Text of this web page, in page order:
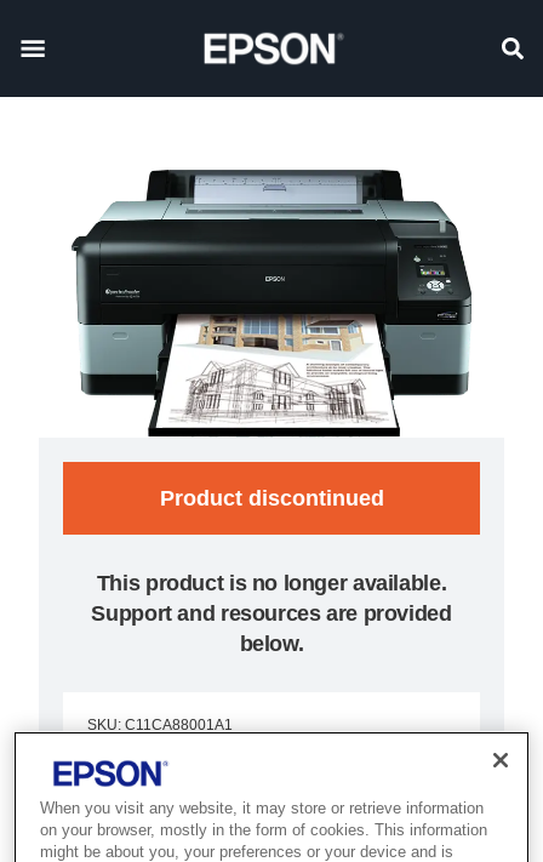
Product discontinued
This product is no longer available.
Support and resources are provided
below.
SKU: C11CA88001A1
Stylus Pro 4900
SpectroProofer
When you visit any website, it may store or retrieve information
on your browser, mostly in the form of cookies. This information
might be about you, your preferences or your device and is